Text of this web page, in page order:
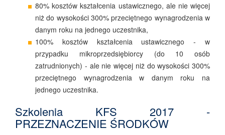
80% kosztów kształcenia ustawicznego, ale nie więcej
niż do wysokości 300% przeciętnego wynagrodzenia w
danym roku na jednego uczestnika,
100% kosztów kształcenia ustawicznego - w
przypadku mikroprzedsiębiorcy (do 10 osób
zatrudnionych) - ale nie więcej niż do wysokości 300%
przeciętnego wynagrodzenia w danym roku na
jednego uczestnika.
Szkolenia KFS 2017 -
PRZEZNACZENIE ŚRODKÓW